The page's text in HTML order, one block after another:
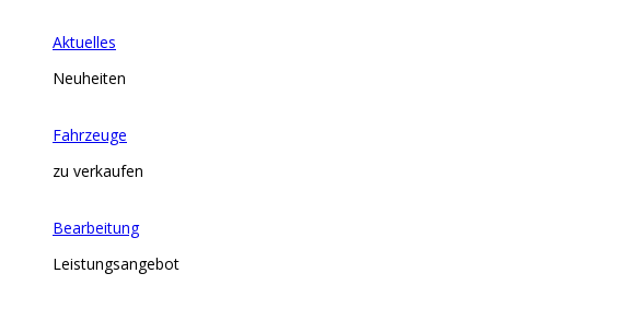
Aktuelles
Neuheiten
Fahrzeuge
zu verkaufen
Bearbeitung
Leistungsangebot